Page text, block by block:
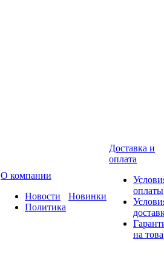
О компании
Новости
Политика
Новинки
Доставка и
оплата
оплаты
на